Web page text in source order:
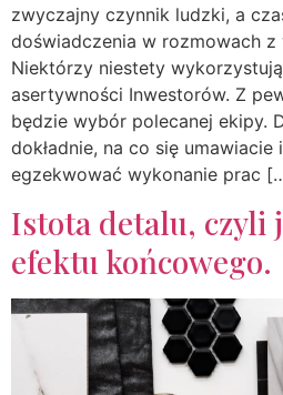
zwyczajny czynnik ludzki, a
doświadczenia w rozmowach z
Niektórzy niestety
asertywności Inwestorów. Z
będzie wybór polecanej ekipy.
dokładnie, na co się
egzekwować wykonanie prac
Istota detalu, czyli
efektu końcowego.